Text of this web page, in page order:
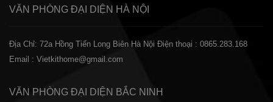
VĂN PHÒNG ĐẠI DIỆN HÀ NỘI
Địa Chỉ: 72a Hồng Tiến Long Biên Hà Nội Điện thoại : 0865.283.168
Email : Vietkithome@gmail.com
VĂN PHÒNG ĐẠI DIỆN BẮC NINH